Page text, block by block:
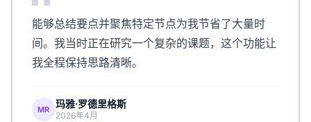
能够总结要点并聚焦特定节点为我节省了大量时
间。我当时正在研究一个复杂的课题，这个功能让
我全程保持思路清晰。
MR 玛雅·罗德里格斯
2026年4月